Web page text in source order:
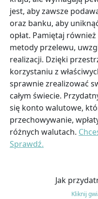
jest, aby zawsze
oraz banku, aby
opłat. Pamiętaj
metody przelewu,
realizacji. Dzięki
korzystaniu z
sprawnie zrealizować
całym świecie.
się konto walutowe,
przechowywanie,
różnych walutach.
Sprawdź.
Jak
Kliknij